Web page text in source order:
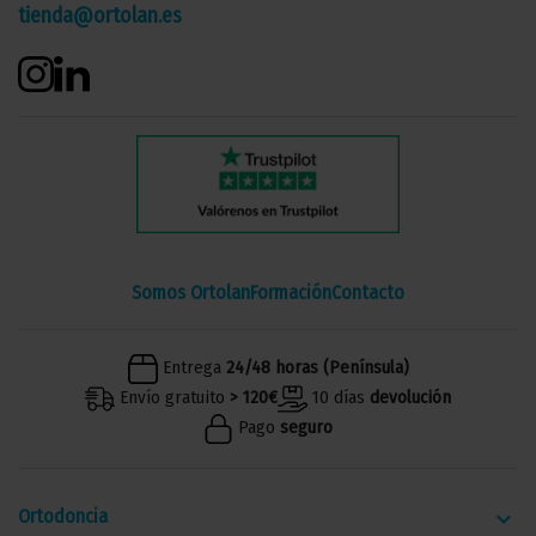
tienda@ortolan.es
Somos OrtolanFormaciónContacto
Entrega 24/48 horas (Península)
Envío gratuito > 120€ 10 días devolución
Pago seguro
Ortodoncia keyboard_arrow_down